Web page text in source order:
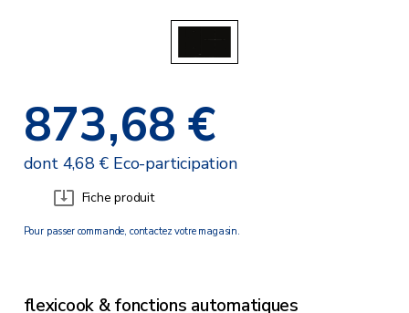
873,68 €
dont 4,68 € Eco-participation
Fiche produit
Pour passer commande, contactez votre magasin.
flexicook & fonctions automatiques